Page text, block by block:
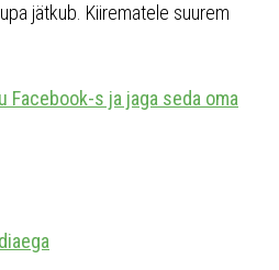
jätkub. Kiirematele suurem
Facebook-s ja jaga seda oma